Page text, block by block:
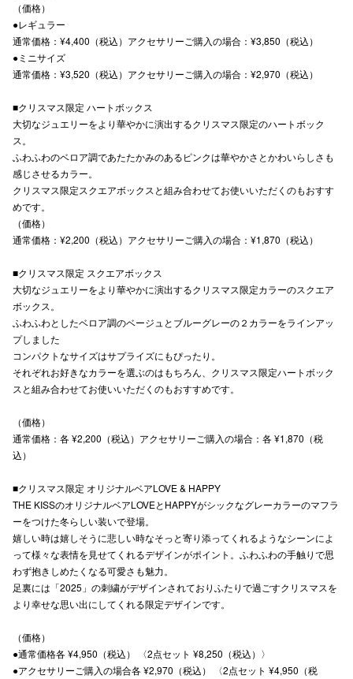
（価格）
●レギュラー
通常価格：¥4,400（税込）アクセサリーご購入の場合：¥3,850（税込）
●ミニサイズ
通常価格：¥3,520（税込）アクセサリーご購入の場合：¥2,970（税込）
■クリスマス限定 ハートボックス
大切なジュエリーをより華やかに演出するクリスマス限定のハートボック
ス。
ふわふわのベロア調であたたかみのあるピンクは華やかさとかわいらしさも
感じさせるカラー。
クリスマス限定スクエアボックスと組み合わせてお使いいただくのもおすす
めです。
（価格）
通常価格：¥2,200（税込）アクセサリーご購入の場合：¥1,870（税込）
■クリスマス限定 スクエアボックス
大切なジュエリーをより華やかに演出するクリスマス限定カラーのスクエア
ボックス。
ふわふわとしたベロア調のベージュとブルーグレーの２カラーをラインアッ
プしました
コンパクトなサイズはサプライズにもぴったり。
それぞれお好きなカラーを選ぶのはもちろん、クリスマス限定ハートボック
スと組み合わせてお使いいただくのもおすすめです。
（価格）
通常価格：各 ¥2,200（税込）アクセサリーご購入の場合：各 ¥1,870（税
込）
■クリスマス限定 オリジナルベアLOVE & HAPPY
THE KISSのオリジナルベアLOVEとHAPPYがシックなグレーカラーのマフラ
ーをつけた冬らしい装いで登場。
嬉しい時は嬉しそうに悲しい時なそっと寄り添ってくれるようなシーンによ
って様々な表情を見せてくれるデザインがポイント。ふわふわの手触りで思
わず抱きしめたくなる可愛さも魅力。
足裏には「2025」の刺繍がデザインされておりふたりで過ごすクリスマスを
より幸せな思い出にしてくれる限定デザインです。
（価格）
●通常価格各 ¥4,950（税込） 〈2点セット ¥8,250（税込）〉
●アクセサリーご購入の場合各 ¥2,970（税込） 〈2点セット ¥4,950（税
キャナルシ